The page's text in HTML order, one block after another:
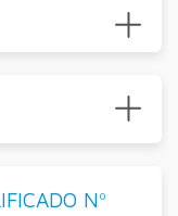
Nº